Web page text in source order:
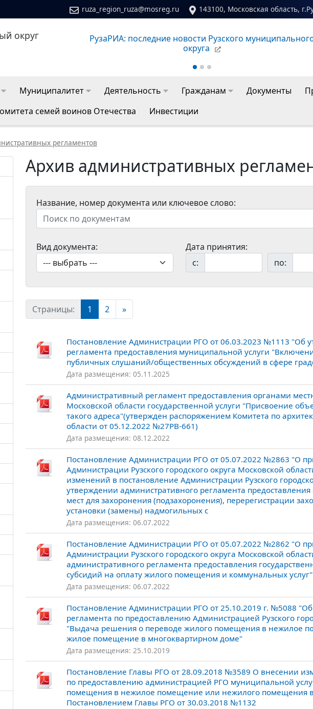
ruza_region_ruza@mosreg.ru 143100, Московская область,
округ
Сайт молодежного центра Рузского муниципального
Муниципалитет Деятельность Гражданам Документы
семей воинов Отечества Инвестиции
регламентов
Архив административных
Название, номер документа или ключевое слово:
Вид документа:
Дата принятия:
с:
по:
Страницы: 1 2 »
Постановление Администрации РГО от 06.03.2023 №1113 "Об
регламента предоставления муниципальной услуги
публичных слушаний/общественных обсуждений в сфере
Дата размещения: 05.11.2025
Административный регламент предоставления органами
Московской области государственной услуги "Присвоение
такого адреса"(утвержден распоряжением Комитета по
области от 05.12.2022 №27РВ-661)
Дата размещения: 08.12.2022
Постановление Администрации РГО от 05.07.2022 №2863 "О
Администрации Рузского городского округа Московской
изменений в постановление Администрации Рузского
утверждении административного регламента
мест для захоронения (подзахоронения), перерегистрации
установки (замены) надмогильных с
Дата размещения: 06.07.2022
Постановление Администрации РГО от 05.07.2022 №2862 "О
Администрации Рузского городского округа Московской
административного регламента предоставления
субсидий на оплату жилого помещения и коммунальных
Дата размещения: 06.07.2022
Постановление Администрации РГО от 25.10.2019 г. №5088
регламента по предоставлению Администрацией Рузского
"Выдача решения о переводе жилого помещения в нежилое
жилое помещение в многоквартирном доме"
Дата размещения: 25.10.2019
Постановление Главы РГО от 28.09.2018 №3589 О внесении
по предоставлению администрацией РГО муниципальной
помещения в нежилое помещение или нежилого помещения
Постановлением Главы РГО от 30.03.2018 №1132